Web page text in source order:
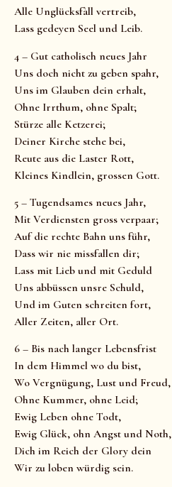
Alle Unglücksfàll vertreib,
Lass gedeyen Seel und Leib.
4 – Gut catholisch neues Jahr
Uns doch nicht zu geben spahr,
Uns im Glauben dein erhalt,
Ohne Irrthum, ohne Spalt;
Stürze alle Ketzerei;
Deiner Kirche stehe bei,
Reute aus die Laster Rott,
Kleines Kindlein, grossen Gott.
5 – Tugendsames neues Jahr,
Mit Verdiensten gross verpaar;
Auf die rechte Bahn uns führ,
Dass wir nie missfallen dir;
Lass mit Lieb und mit Geduld
Uns abbüssen unsre Schuld,
Und im Guten schreiten fort,
Aller Zeiten, aller Ort.
6 – Bis nach langer Lebensfrist
In dem Himmel wo du bist,
Wo Vergnügung, Lust und Freud,
Ohne Kummer, ohne Leid;
Ewig Leben ohne Todt,
Ewig Glück, ohn Angst und Noth,
Dich im Reich der Glory dein
Wir zu loben würdig sein.